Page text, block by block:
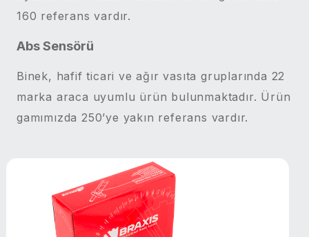
160 referans vardır.
Abs Sensörü
Binek, hafif ticari ve ağır vasıta gruplarında 22
marka araca uyumlu ürün bulunmaktadır. Ürün
gamımızda 250’ye yakın referans vardır.